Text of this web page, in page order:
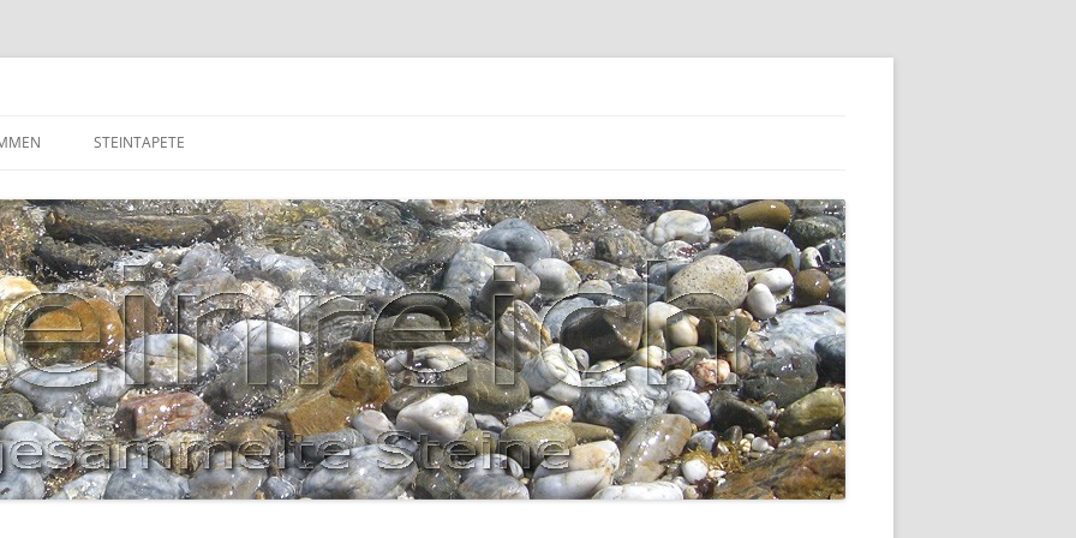
STEINTAPETE